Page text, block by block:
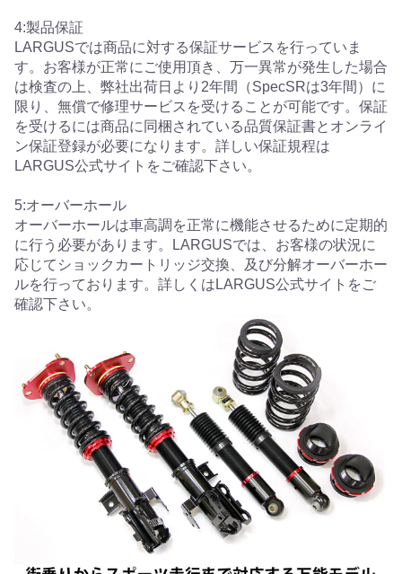
4:製品保証
LARGUSでは商品に対する保証サービスを行っていま
す。お客様が正常にご使用頂き、万一異常が発生した場合
は検査の上、弊社出荷日より2年間（SpecSRは3年間）に
限り、無償で修理サービスを受けることが可能です。保証
を受けるには商品に同梱されている品質保証書とオンライ
ン保証登録が必要になります。詳しい保証規程は
LARGUS公式サイトをご確認下さい。
5:オーバーホール
オーバーホールは車高調を正常に機能させるために定期的
に行う必要があります。LARGUSでは、お客様の状況に
応じてショックカートリッジ交換、及び分解オーバーホー
ルを行っております。詳しくはLARGUS公式サイトをご
確認下さい。